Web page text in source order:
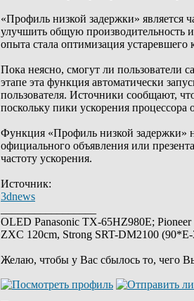
«Профиль низкой задержки» является
улучшить общую производительность
опыта стала оптимизация
Пока неясно, смогут ли пользователи
этапе эта функция автоматически
пользователя. Источники сообщают,
поскольку пики ускорения
Функция «Профиль низкой задержки»
официального объявления или
частоту ускорения.
Источник:
3dnews
OLED Panasonic TX-65HZ980E;
ZXC 120cm, Strong SRT-DM2100
Желаю, чтобы у Вас сбылось то, чего